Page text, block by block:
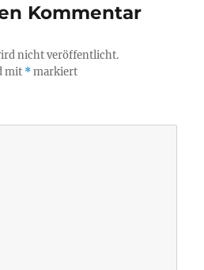
Kommentar
nicht veröffentlicht.
mit *markiert